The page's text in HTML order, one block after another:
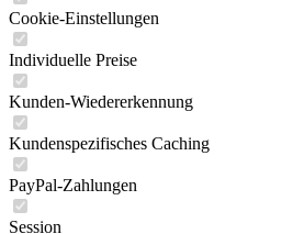
Cookie-Einstellungen
Individuelle Preise
Kunden-Wiedererkennung
Kundenspezifisches Caching
PayPal-Zahlungen
Session